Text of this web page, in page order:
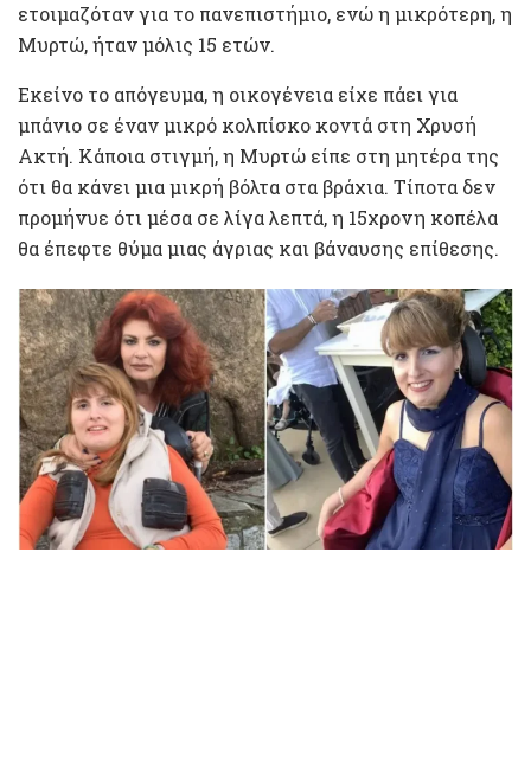
ετοιμαζόταν για το πανεπιστήμιο, ενώ η μικρότερη, η
Μυρτώ, ήταν μόλις 15 ετών.
Εκείνο το απόγευμα, η οικογένεια είχε πάει για
μπάνιο σε έναν μικρό κολπίσκο κοντά στη Χρυσή
Ακτή. Κάποια στιγμή, η Μυρτώ είπε στη μητέρα της
ότι θα κάνει μια μικρή βόλτα στα βράχια. Τίποτα δεν
προμήνυε ότι μέσα σε λίγα λεπτά, η 15χρονη κοπέλα
θα έπεφτε θύμα μιας άγριας και βάναυσης επίθεσης.